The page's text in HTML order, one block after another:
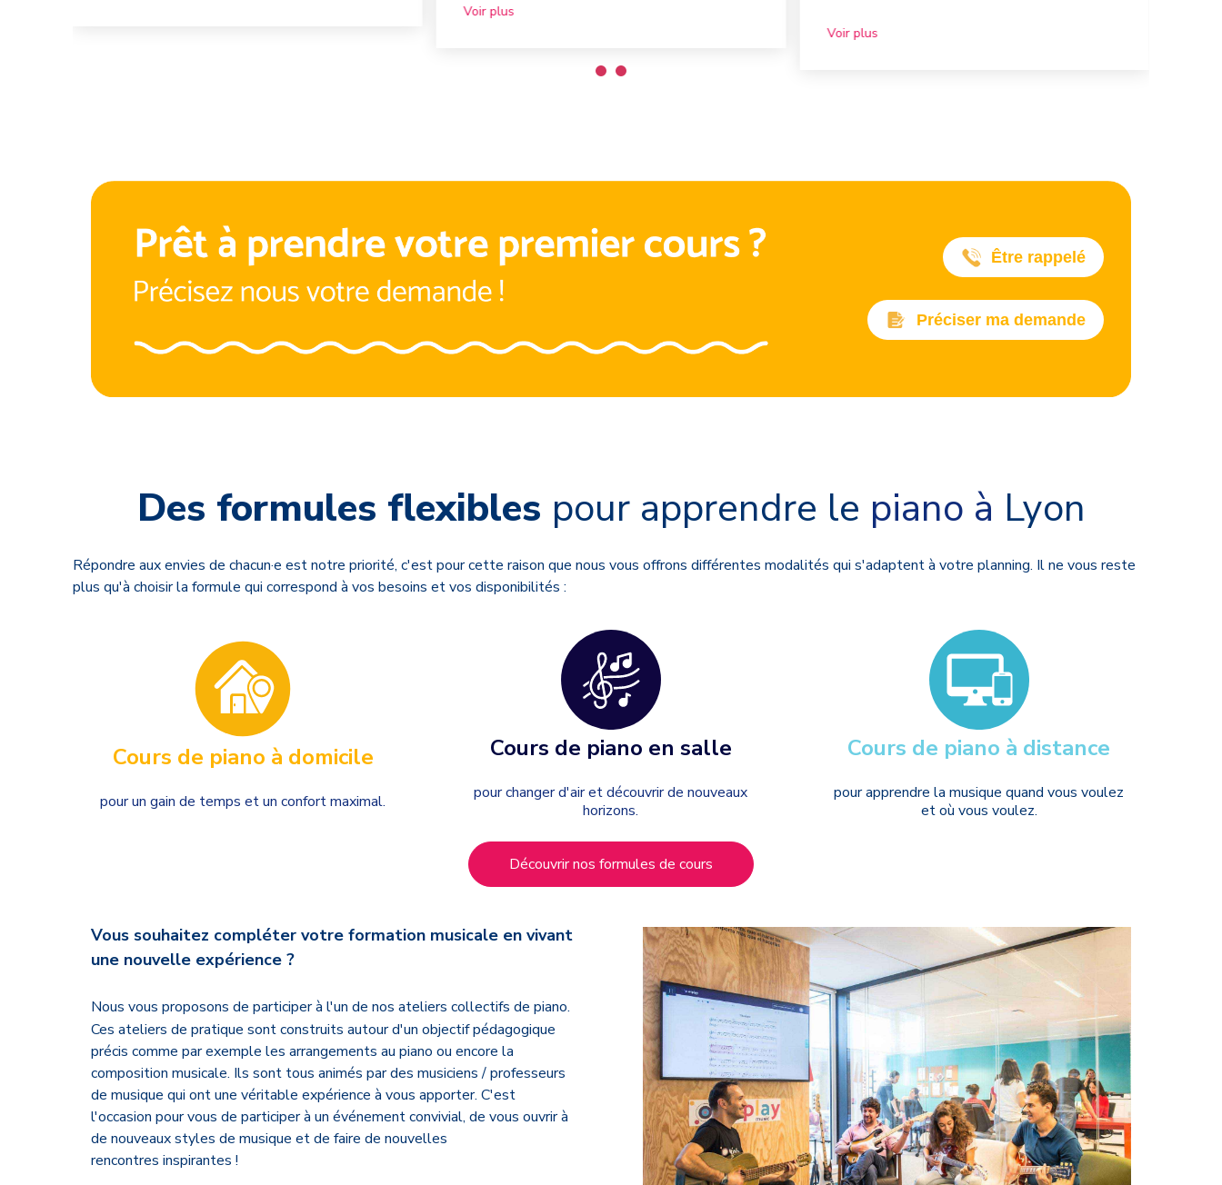
Voir plus
Voir plus
Être rappelé
Préciser ma demande
Des formules flexibles pour apprendre le piano à Lyon
Répondre aux envies de chacun·e est notre priorité, c'est pour cette raison que nous vous offrons différentes modalités qui s'adaptent à votre planning. Il ne vous reste
plus qu'à choisir la formule qui correspond à vos besoins et vos disponibilités :
Cours de piano à domicile
pour un gain de temps et un confort maximal.
Cours de piano en salle
pour changer d'air et découvrir de nouveaux
horizons.
Cours de piano à distance
pour apprendre la musique quand vous voulez
et où vous voulez.
Découvrir nos formules de cours
Vous souhaitez compléter votre formation musicale en vivant
une nouvelle expérience ?
Nous vous proposons de participer à l'un de nos ateliers collectifs de piano.
Ces ateliers de pratique sont construits autour d'un objectif pédagogique
précis comme par exemple les arrangements au piano ou encore la
composition musicale. Ils sont tous animés par des musiciens / professeurs
de musique qui ont une véritable expérience à vous apporter. C'est
l'occasion pour vous de participer à un événement convivial, de vous ouvrir à
de nouveaux styles de musique et de faire de nouvelles
rencontres inspirantes !